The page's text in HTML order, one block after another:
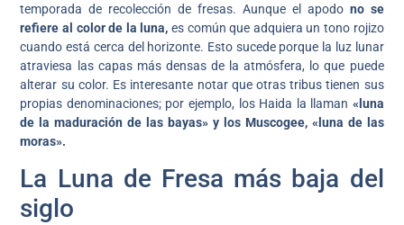
temporada de recolección de fresas. Aunque el apodono se
refiere al color de la luna, es común que adquiera un tono rojizo
cuando está cerca del horizonte. Esto sucede porque la luz lunar
atraviesa las capas más densas de la atmósfera, lo que puede
alterar su color. Es interesante notar que otras tribus tienen sus
propias denominaciones; por ejemplo, los Haida la llaman «luna
de la maduración de las bayas» y los Muscogee, «luna de las
moras».
La Luna de Fresa más baja del
siglo